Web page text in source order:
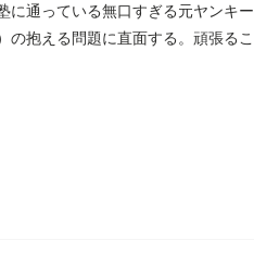
に通っている無口すぎる元ヤンキ
の抱える問題に直面する。頑張る